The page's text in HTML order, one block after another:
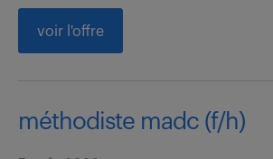
voir l'offre
méthodiste madc (f/h)